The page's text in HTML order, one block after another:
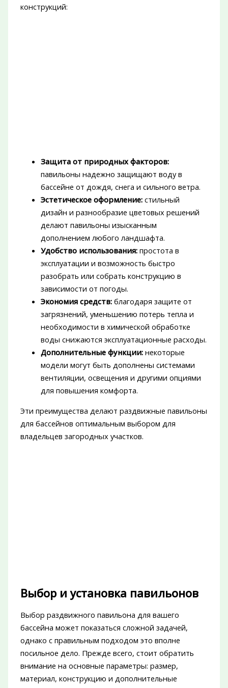
конструкций:
Защита от природных факторов:
павильоны надежно защищают воду в
бассейне от дождя, снега и сильного ветра.
Эстетическое оформление:стильный
дизайн и разнообразие цветовых решений
делают павильоны изысканным
дополнением любого ландшафта.
Удобство использования:простота в
эксплуатации и возможность быстро
разобрать или собрать конструкцию в
зависимости от погоды.
Экономия средств:благодаря защите от
загрязнений, уменьшению потерь тепла и
необходимости в химической обработке
воды снижаются эксплуатационные расходы.
Дополнительные функции:некоторые
модели могут быть дополнены системами
вентиляции, освещения и другими опциями
для повышения комфорта.
Эти преимущества делают раздвижные павильоны
для бассейнов оптимальным выбором для
владельцев загородных участков.
Выбор и установка павильонов
Выбор раздвижного павильона для вашего
бассейна может показаться сложной задачей,
однако с правильным подходом это вполне
посильное дело. Прежде всего, стоит обратить
внимание на основные параметры: размер,
материал, конструкцию и дополнительные